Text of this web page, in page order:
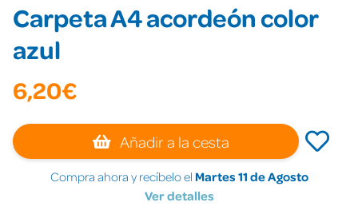
Carpeta A4 acordeón color
azul
6,20€
Añadir a la cesta
Compra ahora y recíbelo el Martes 11 de Agosto
Ver detalles